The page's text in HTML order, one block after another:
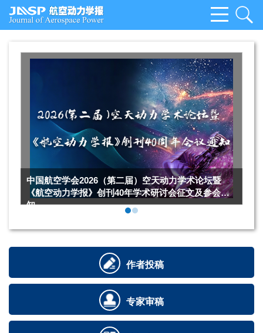
中国航空学会2026（第二届）空天动力学术论坛暨
《航空动力学报》创刊40年学术研讨会征文及参会通
知
作者投稿
专家审稿